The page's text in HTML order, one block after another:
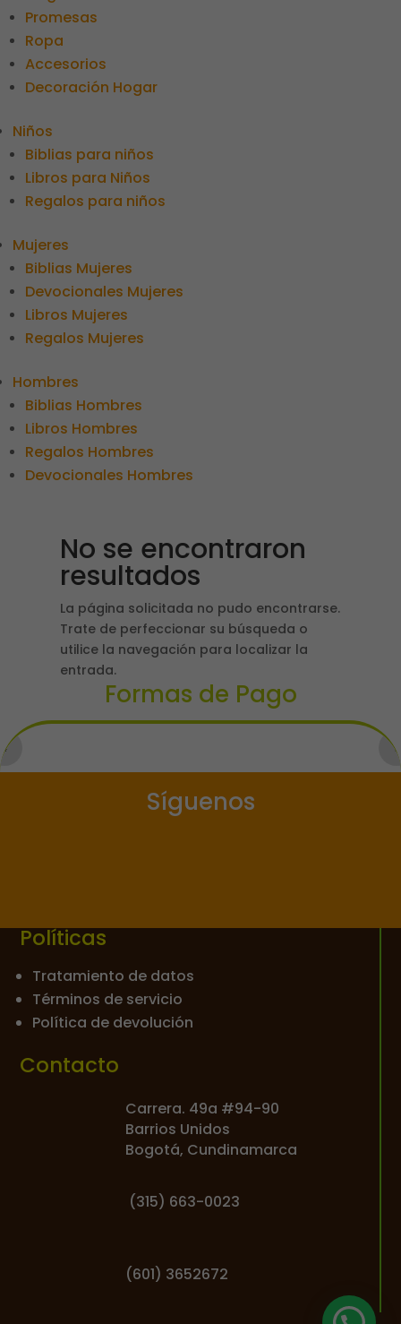
Promesas
Ropa
Accesorios
Decoración Hogar
Niños
Biblias para niños
Libros para Niños
Regalos para niños
Mujeres
Biblias Mujeres
Devocionales Mujeres
Libros Mujeres
Regalos Mujeres
Hombres
Biblias Hombres
Libros Hombres
Regalos Hombres
Devocionales Hombres
No se encontraron
resultados
La página solicitada no pudo encontrarse.
Trate de perfeccionar su búsqueda o
utilice la navegación para localizar la
entrada.
Formas de Pago
Síguenos
Políticas
Tratamiento de datos
Términos de servicio
Política de devolución
Contacto
Carrera. 49a #94-90
Barrios Unidos
Bogotá, Cundinamarca
(315) 663-0023
(601) 3652672